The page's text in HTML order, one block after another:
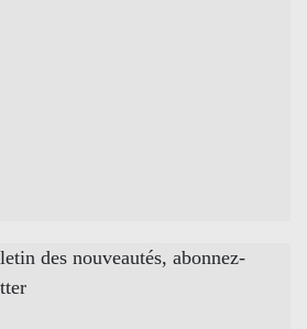
des nouveautés, abonnez-